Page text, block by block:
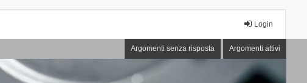
Login
Argomenti senza risposta Argomenti attivi